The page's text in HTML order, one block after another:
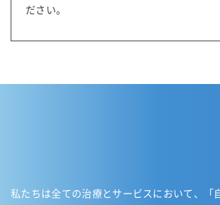
ださい。
私たちは全ての治療とサービスにおいて、「